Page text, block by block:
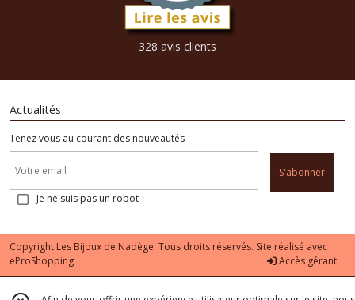
328 avis clients
Actualités
Tenez vous au courant des nouveautés
S'abonner
Je ne suis pas un robot
Copyright Les Bijoux de Nadège. Tous droits réservés. Site réalisé avec
eProShopping
Accès gérant